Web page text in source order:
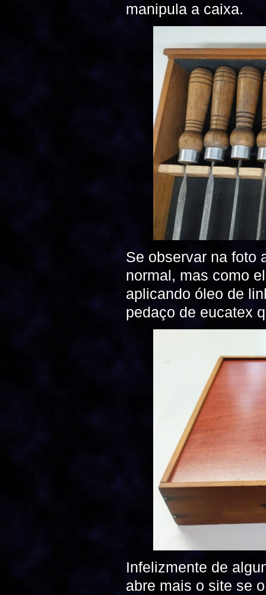
manipula a caixa.
Se observar na foto
normal, mas como
aplicando óleo de
pedaço de eucatex
Infelizmente de
abre mais o site se